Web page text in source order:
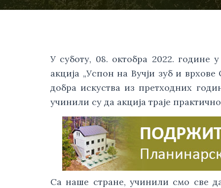
У суботу, 08. октобра 2022. године
акција „Успон на Вучји зуб и
добра искуства из претходних
учинили су да акција траје
Са наше стране, учинили смо све